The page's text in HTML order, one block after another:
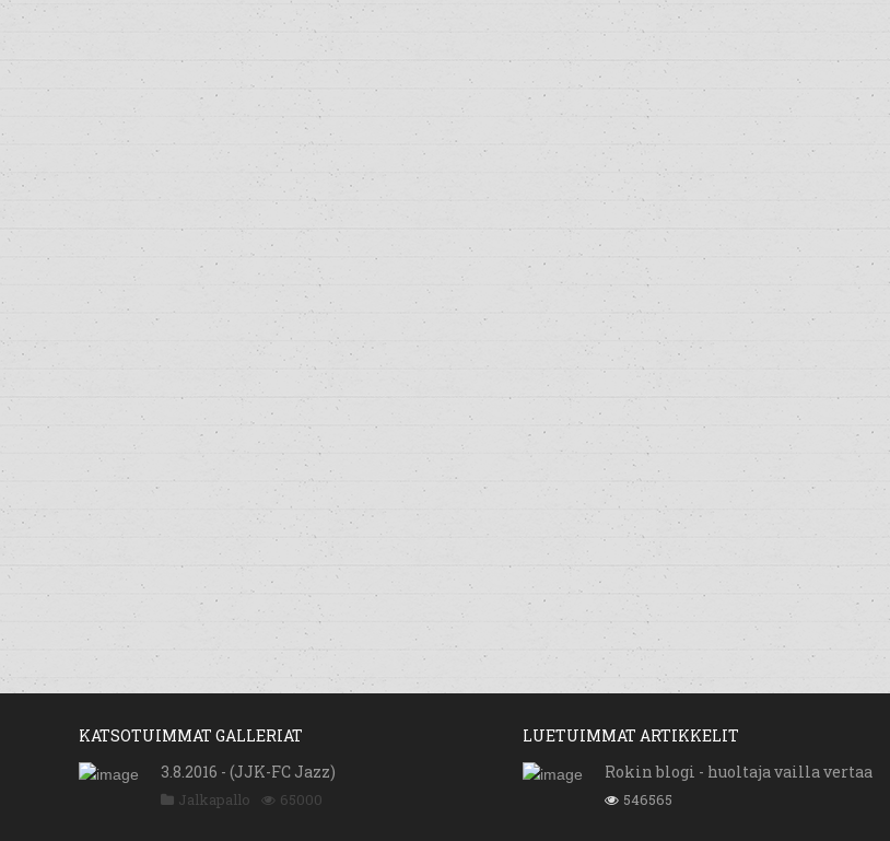
KATSOTUIMMAT GALLERIAT
3.8.2016 - (JJK-FC Jazz)
Jalkapallo 65000
LUETUIMMAT ARTIKKELIT
Rokin blogi - huoltaja vailla vertaa
546565